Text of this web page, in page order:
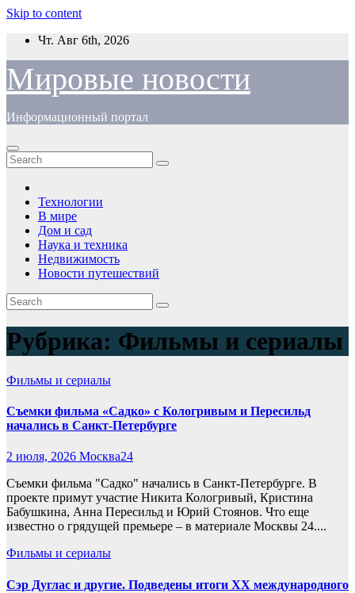
Skip to content
Чт. Авг 6th, 2026
Мировые новости
Информационный портал
Технологии
В мире
Дом и сад
Наука и техника
Недвижимость
Новости путешествий
Рубрика: Фильмы и сериалы
Фильмы и сериалы
Съемки фильма «Садко» с Кологривым и Пересильд
начались в Санкт-Петербурге
2 июля, 2026 Москва24
Съемки фильма "Садко" начались в Санкт-Петербурге. В
проекте примут участие Никита Кологривый, Кристина
Бабушкина, Анна Пересильд и Юрий Стоянов. Что еще
известно о грядущей премьере – в материале Москвы 24....
Фильмы и сериалы
Сэр Дуглас и другие. Подведены итоги ХХ международного